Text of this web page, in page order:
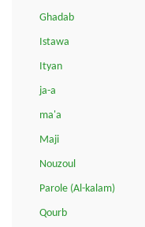
Ghadab
Istawa
Ityan
ja-a
ma'a
Maji
Nouzoul
Parole (Al-kalam)
Qourb